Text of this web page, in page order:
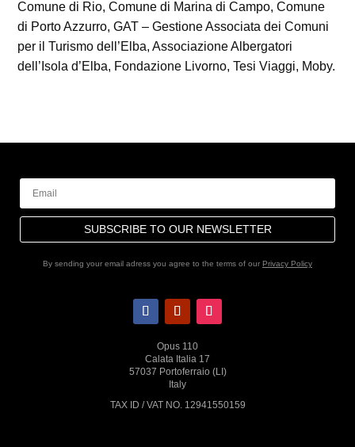
Comune di Rio, Comune di Marina di Campo, Comune
di Porto Azzurro, GAT – Gestione Associata dei Comuni
per il Turismo dell’Elba, Associazione Albergatori
dell’Isola d’Elba, Fondazione Livorno, Tesi Viaggi, Moby.
SUBSCRIBE TO OUR NEWSLETTER
By sending your email adress you agree to the terms of our Privacy Policy
Opus 110
Calata Italia 17
57037 Portoferraio (LI)
Italy
TAX ID / VAT NO. 12941550159